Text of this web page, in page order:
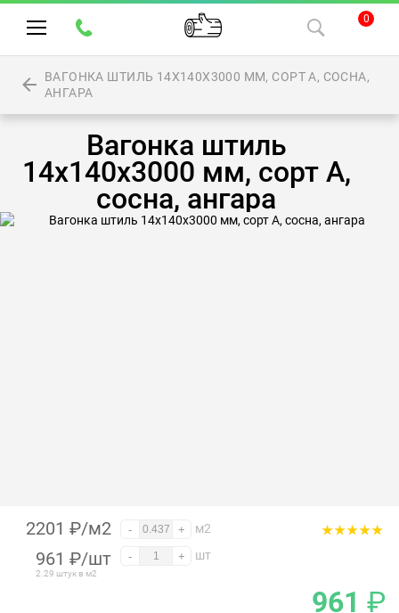
0
ВАГОНКА ШТИЛЬ 14Х140Х3000 ММ, СОРТ А, СОСНА,
АНГАРА
Вагонка штиль
14х140х3000 мм, сорт А,
сосна, ангара
2201 ₽/м2 - + м2
961 ₽/шт
2.29 штук в м2
- + шт
961 ₽